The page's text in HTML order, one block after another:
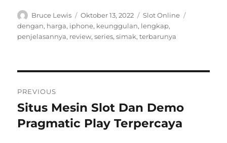
Author
Bruce Lewis
Posted
on
Oktober 13, 2022 Categories
Slot Online
dengan, harga, iphone, keunggulan, lengkap,
penjelasannya, review,series,simak,terbarunya
pos
PREVIOUS
Previous
post:
Situs Mesin Slot Dan Demo
Pragmatic Play Terpercaya